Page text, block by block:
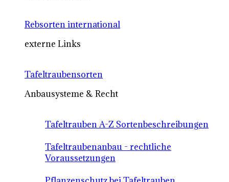
Rebsorten international
externe Links
Tafeltraubensorten
Anbausysteme & Recht
Tafeltrauben A-Z Sortenbeschreibungen
Tafeltraubenanbau - rechtliche
Voraussetzungen